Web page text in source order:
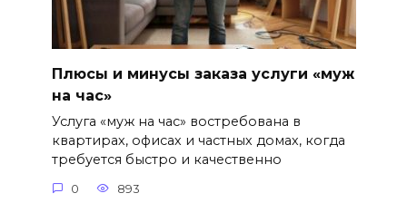
Плюсы и минусы заказа услуги «муж
на час»
Услуга «муж на час» востребована в
квартирах, офисах и частных домах, когда
требуется быстро и качественно
0 893